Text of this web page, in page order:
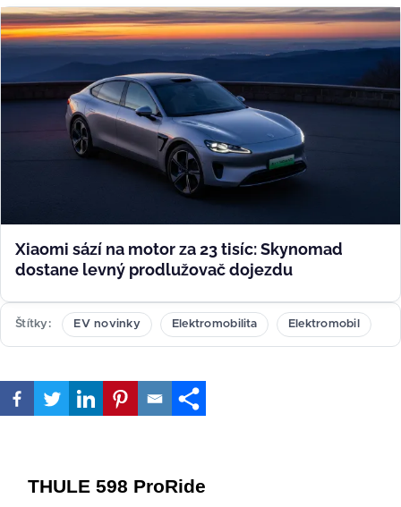
Xiaomi sází na motor za 23 tisíc: Skynomad
dostane levný prodlužovač dojezdu
Štítky EV novinky Elektromobilita Elektromobil